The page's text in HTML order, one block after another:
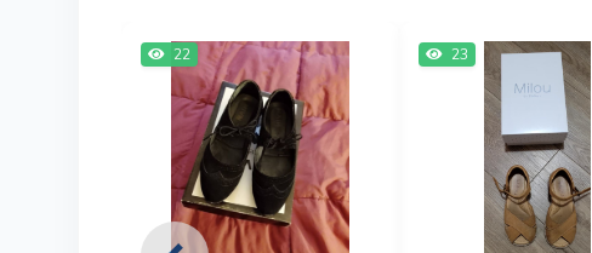
22 23